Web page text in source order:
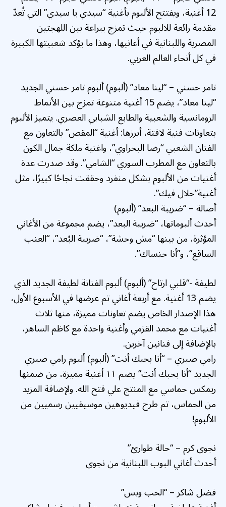
12 أغنية، ويفتتح الألبوم بأغنية “سيدي يا سيدي” التي تُعدّ
مقدمة رائعة للالبوم حيث تمزج ببراعة بين اللهجتين
المصرية واللبنانية في أغانيها، وهذا ما يؤكد شعبيتها الكبيرة
في كل أنحاء العالم العربي.
تامر حسني – “لينا معاد” (ألبوم) ألبوم تامر حسني الجديد
“لينا معاد”، يضم 15 أغنية متنوعة تمزج بين الأنماط
الرومانسية والشعبية والطابع الشبابي العصري. يتميز الألبوم
بتعاونات فنية لافتة، أبرزها: أغنية “المقص” بالتعاون مع
الفنان الشعبي “رضا البحراوي”، واغنية ملكة جمال الكون
بالتعاون مع المطرب السوري “الشامي”. وقد صدرت عدة
أغنيات من الألبوم بشكل منفرد وحققت نجاحًا كبيرًا، مثل
أغنية”حلال فيك”.
أصالة – “ضريبة البعد” (ألبوم)
أحدث ألبوماتها، “ضريبة البعد”، يضم مجموعة من الأغاني
المؤثرة، من بينها “مش وحشة”، “ضريبة البُعد”، “العنب
الساقع”، و”أنا حنساك”.
لطيفة -“قلبي ارتاح” (ألبوم) ألبوم الفنانة لطيفة الجديد الذي
يضم 13 أغنية. مع أربعة أغاني تم عرضها في الأسبوع الأول،
هذا الإصدار الخاص يضم تعاونات مميزة، منها ثلاث
أغنيات مع محمد القزمي وأغنية واحدة مع كاظم الساهر،
بالإضافة إلى فنانين آخرين.
رامي صبري – “أنا بحبك أنت” (ألبوم) ألبوم رامي صبري
الجديد “أنا بحبك أنت” يضم ١١ أغنية مميزة، من ضمنها
ريمكس حماسي مع المنتج علي فتح الله. ولإضافة المزيد
من الحماس، تم طرح فيديوهين موسيقيين رسميين من
الألبوم!
نجوى كرم – “حالة طوارئ”
أحدث أغاني البوب اللبنانية من نجوى
فضل شاكر – “الحب وبس”